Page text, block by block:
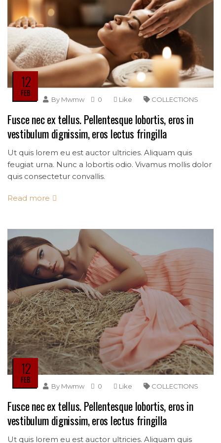
12
FEB
By Mwmw 0 Like COLLECTIONS
Fusce nec ex tellus. Pellentesque lobortis, eros in
vestibulum dignissim, eros lectus fringilla
Ut quis lorem eu est auctor ultricies. Aliquam quis
feugiat urna. Nunc a lobortis odio. Vivamus mollis dolor
quis consectetur convallis.
Read more
12
FEB
By Mwmw 0 Like COLLECTIONS
Fusce nec ex tellus. Pellentesque lobortis, eros in
vestibulum dignissim, eros lectus fringilla
Ut quis lorem eu est auctor ultricies. Aliquam quis